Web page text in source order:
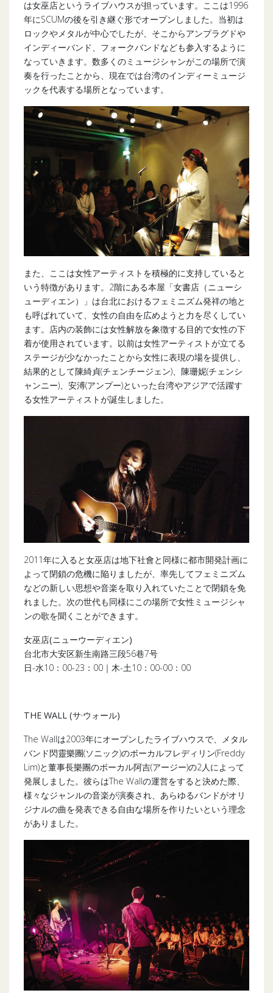
は女巫店というライブハウスが担っています。ここは1996
年にSCUMの後を引き継ぐ形でオープンしました。当初は
ロックやメタルが中心でしたが、そこからアンプラグドや
インディーバンド、フォークバンドなども参入するように
なっていきます。数多くのミュージシャンがこの場所で演
奏を行ったことから、現在では台湾のインディーミュージ
ックを代表する場所となっています。
また、ここは女性アーティストを積極的に支持していると
いう特徴があります。2階にある本屋「女書店（ニューシ
ューディエン）」は台北におけるフェミニズム発祥の地と
も呼ばれていて、女性の自由を広めようと力を尽くしてい
ます。店内の装飾には女性解放を象徴する目的で女性の下
着が使用されています。以前は女性アーティストが立てる
ステージが少なかったことから女性に表現の場を提供し、
結果的として陳綺貞(チェンチージェン)、陳珊妮(チェンシ
ャンニー)、安溥(アンプー)といった台湾やアジアで活躍す
る女性アーティストが誕生しました。
2011年に入ると女巫店は地下社會と同様に都市開発計画に
よって閉鎖の危機に陥りましたが、率先してフェミニズム
などの新しい思想や音楽を取り入れていたことで閉鎖を免
れました。次の世代も同様にこの場所で女性ミュージシャ
ンの歌を聞くことができます。
女巫店(ニューウーディエン)
台北市大安区新生南路三段56巷7号
日-水10：00-23：00｜木-土10：00-00：00
THE WALL (サ·ウォール)
The Wallは2003年にオープンしたライブハウスで、メタル
バンド閃靈樂團(ソニック)のボーカルフレディリン(Freddy
Lim)と董事長樂團のボーカル阿吉(アージー)の2人によって
発展しました。彼らはThe Wallの運営をすると決めた際、
様々なジャンルの音楽が演奏され、あらゆるバンドがオリ
ジナルの曲を発表できる自由な場所を作りたいという理念
がありました。